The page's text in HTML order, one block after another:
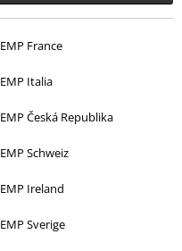
EMP France
EMP Italia
EMP Česká Republika
EMP Schweiz
EMP Ireland
EMP Sverige